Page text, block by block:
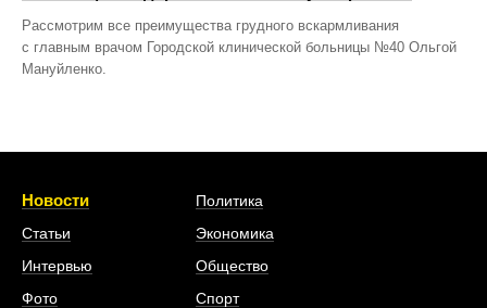
Рассмотрим все преимущества грудного вскармливания
с главным врачом Городской клинической больницы №40 Ольгой
Мануйленко.
Новости
Статьи
Интервью
Фото
Политика
Экономика
Общество
Спорт